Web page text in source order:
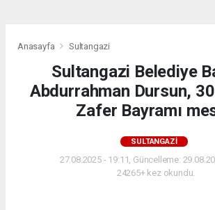
Anasayfa Sultangazi
Sultangazi Belediye
Abdurrahman Dursun,
Zafer Bayramı
SULTANGAZI
27.08.2025 - 19:11, Güncelleme:
24265+ kez okundu.